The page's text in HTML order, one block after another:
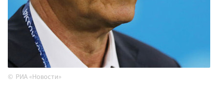
РИА «Новости»